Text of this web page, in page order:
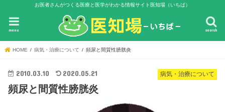
お医者さんがつくる医療と医学がわかる情報サイト医知場（いちば）
search
menu
HOME 病気・治療について 頻尿と間質性膀胱炎
病気・治療について
2010.03.10 2020.05.21
頻尿と間質性膀胱炎